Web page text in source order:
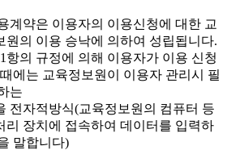
계약은 이용자의 이용신청에 대한 교
원의 이용 승낙에 의하여 성립됩니다.
의 규정에 의해 이용자가 이용 신청
에는 교육정보원이 이용자 관리시 필
는
전자적방식(교육정보원의 컴퓨터 등
리 장치에 접속하여 데이터를 입력하
말합니다)